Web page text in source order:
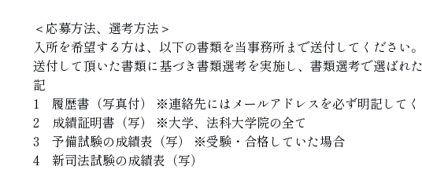
＜応募方法、選考方法＞
入所を希望する方は、以下の書類を当事務所まで送付してください。
送付して頂いた書類に基づき書類選考を実施し、書類選考で選ばれ
記
1 履歴書（写真付） ※連絡先にはメールアドレスを必ず明記してく
2 成績証明書（写） ※大学、法科大学院の全て
3 予備試験の成績表（写） ※受験・合格していた場合
4 新司法試験の成績表（写）